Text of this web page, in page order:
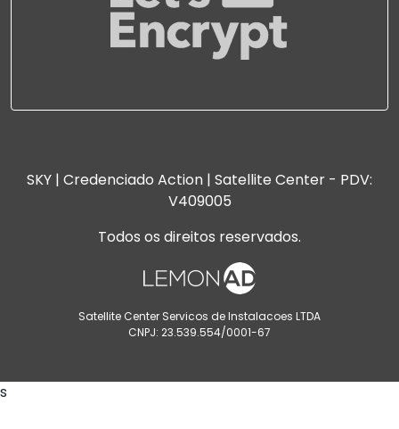
SKY | Credenciado Action | Satellite Center - PDV:
V409005
Todos os direitos reservados.
Satellite Center Servicos de Instalacoes LTDA
CNPJ: 23.539.554/0001-67
s